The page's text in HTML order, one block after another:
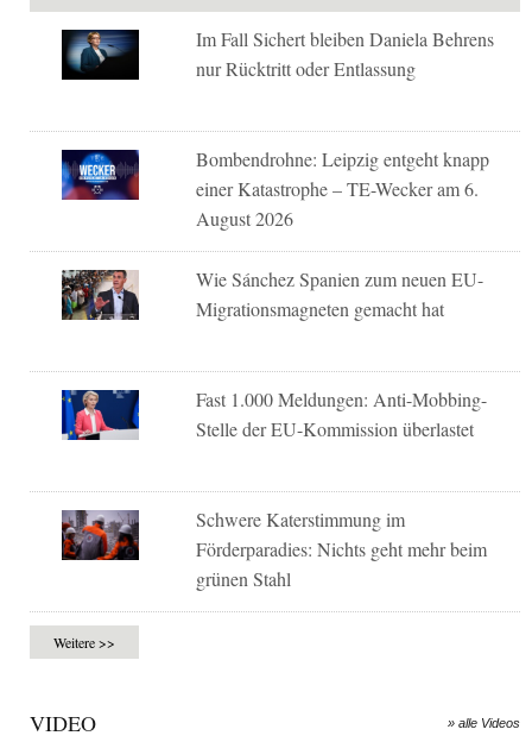
Im Fall Sichert bleiben Daniela Behrens
nur Rücktritt oder Entlassung
Bombendrohne: Leipzig entgeht knapp
einer Katastrophe – TE-Wecker am 6.
August 2026
Wie Sánchez Spanien zum neuen EU-
Migrationsmagneten gemacht hat
Fast 1.000 Meldungen: Anti-Mobbing-
Stelle der EU-Kommission überlastet
Schwere Katerstimmung im
Förderparadies: Nichts geht mehr beim
grünen Stahl
Weitere >>
VIDEO » alle Videos